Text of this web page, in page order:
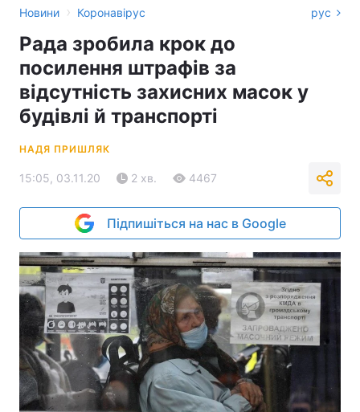
Новини › Коронавірус рус
Рада зробила крок до
посилення штрафів за
відсутність захисних масок у
будівлі й транспорті
НАДЯ ПРИШЛЯК
15:05, 03.11.20 2 хв. 4467
Підпишіться на нас в Google